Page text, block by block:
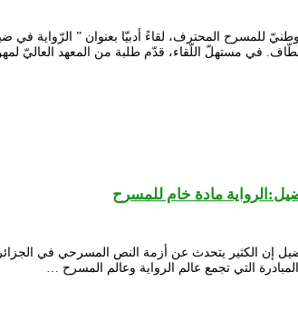
في مستهلّ اللّقاء، قدّم طلبة من المعهد العاليّ
مادة خام للمسرح
الكثير يتحدث عن أزمة النص المسرحي في
التي تجمع عالم الرواية وعالم المسرح …